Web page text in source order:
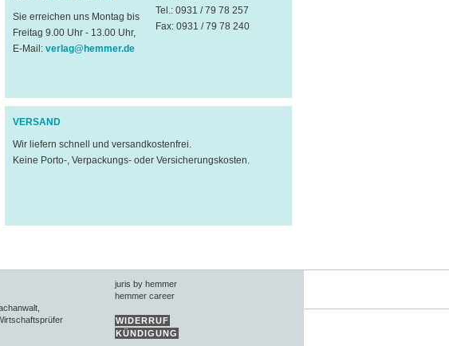
Sie erreichen uns Montag bis
Freitag 9.00 Uhr - 13.00 Uhr,
E-Mail: verlag@hemmer.de
Tel.: 0931 / 79 78 257
Fax: 0931 / 79 78 240
VERSAND
Wir liefern schnell und versandkostenfrei.
Keine Porto-, Verpackungs- oder Versicherungskosten.
juris by hemmer
hemmer career
WIDERRUF
KÜNDIGUNG